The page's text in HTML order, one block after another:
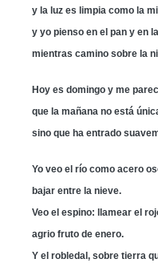
y la luz es limpia como la
y yo pienso en el pan y en
mientras camino sobre la
Hoy es domingo y me
que la mañana no está
sino que ha entrado
Yo veo el río como acero
bajar entre la nieve.
Veo el espino: llamear el
agrio fruto de enero.
Y el robledal, sobre tierra